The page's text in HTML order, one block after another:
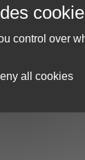
AU
control over
all cookies